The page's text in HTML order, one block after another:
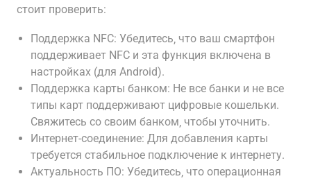
стоит проверить:
Поддержка NFC: Убедитесь‚ что ваш смартфон
поддерживает NFC и эта функция включена в
настройках (для Android).
Поддержка карты банком: Не все банки и не все
типы карт поддерживают цифровые кошельки.
Свяжитесь со своим банком‚ чтобы уточнить.
Интернет-соединение: Для добавления карты
требуется стабильное подключение к интернету.
Актуальность ПО: Убедитесь‚ что операционная